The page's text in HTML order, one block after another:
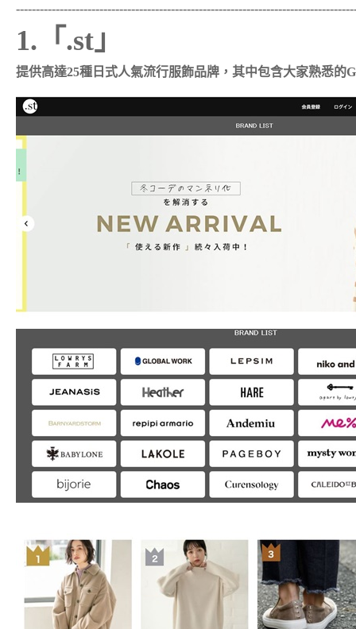
------------------------------------------------------------------------
1.「.st」
提供高達25種日式人氣流行服飾品牌，其中包含大家熟悉